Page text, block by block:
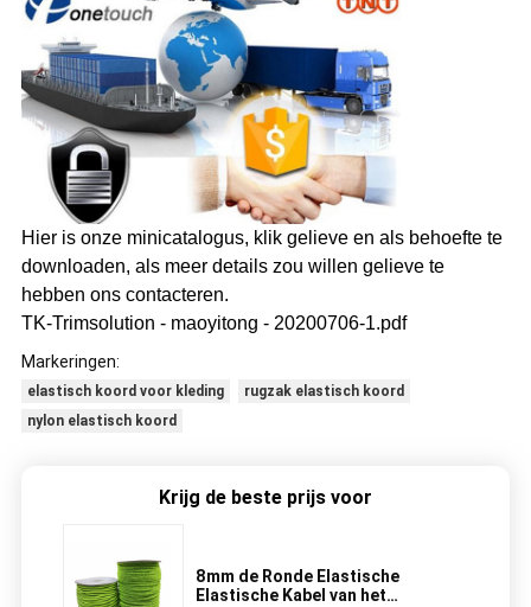
Hier is onze minicatalogus, klik gelieve en als behoefte te
downloaden, als meer details zou willen gelieve te
hebben ons contacteren.
TK-Trimsolution - maoyitong - 20200706-1.pdf
Markeringen:
elastisch koord voor kleding
rugzak elastisch koord
nylon elastisch koord
Krijg de beste prijs voor
8mm de Ronde Elastische
Elastische Kabel van het